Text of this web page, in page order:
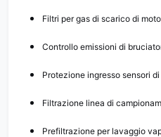
Filtri per gas di scarico di
Controllo emissioni di
Protezione ingresso sensori
Filtrazione linea di
Prefiltrazione per lavaggio